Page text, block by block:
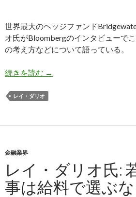
世界最大のヘッジファンド
オ氏がBloombergのインタビューで
の考え方などについて語っている。
続きを読む レイ・ダリオ氏: 投資の
→
レイ・ダリオ
金融業界
レイ・ダリオ氏:
事は給料で選ぶな